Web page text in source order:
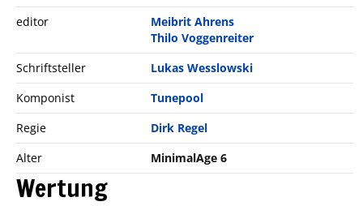
editor
Meibrit Ahrens
Thilo Voggenreiter
Schriftsteller
Lukas Wesslowski
Komponist
Tunepool
Regie
Dirk Regel
Alter
MinimalAge 6
Wertung